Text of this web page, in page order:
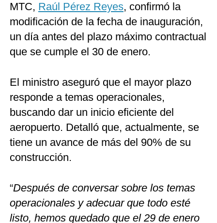
MTC, Raúl Pérez Reyes, confirmó la
modificación de la fecha de inauguración,
un día antes del plazo máximo contractual
que se cumple el 30 de enero.
El ministro aseguró que el mayor plazo
responde a temas operacionales,
buscando dar un inicio eficiente del
aeropuerto. Detalló que, actualmente, se
tiene un avance de más del 90% de su
construcción.
“Después de conversar sobre los temas
operacionales y adecuar que todo esté
listo, hemos quedado que el 29 de enero